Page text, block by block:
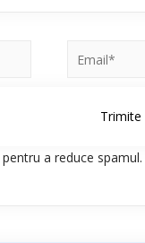
a reduce spamul.